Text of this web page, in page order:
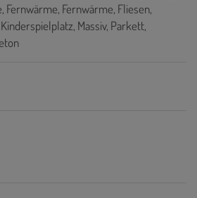
Fernwärme Fernwärme Fliesen
Kinderspielplatz Massiv Parkett